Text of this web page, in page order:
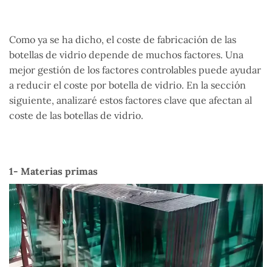
Como ya se ha dicho, el coste de fabricación de las
botellas de vidrio depende de muchos factores. Una
mejor gestión de los factores controlables puede ayudar
a reducir el coste por botella de vidrio. En la sección
siguiente, analizaré estos factores clave que afectan al
coste de las botellas de vidrio.
1- Materias primas